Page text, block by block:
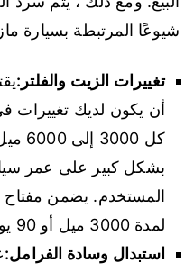
شيوعًا المرتبطة بسيارة
تغييرات الزيت والفلتر:
أن يكون لديك تغييرات
كل
بشكل كبير على عمر
المستخدم. يضمن مفتاح
لمدة 3000 ميل أو 90 يومًا أخرى.
استبدال وسادة الفرامل: